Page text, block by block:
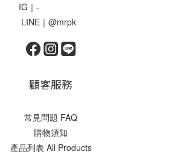
IG｜-
LINE｜@mrpk
顧客服務
常見問題 FAQ
購物須知
產品列表 All Products